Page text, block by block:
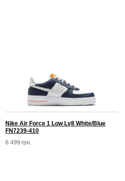
Nike Air Force 1 Low Lv8 White/Blue
FN7239-410
6 499 грн.